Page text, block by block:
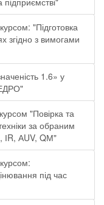
"Підготовка
згідно з вимогами
1.6» у
"Повірка та
за обраним
ІR, АUV, QМ"
під час